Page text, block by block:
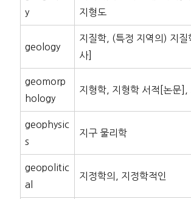
y
지형도
geology
지질학, (특정 지역의) 지질
사]
geomorp
hology
지형학, 지형학 서적[논문],
geophysic
s
지구 물리학
geopolitic
al
지정학의, 지정학적인